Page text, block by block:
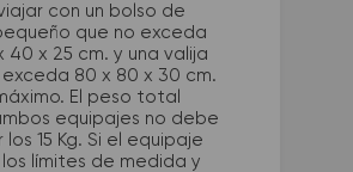
con un bolso de
que no exceda
40 x 25 cm. y una valija
exceda 80 x 80 x 30 cm.
El peso total
equipajes no debe
los 15 Kg. Si el equipaje
límites de medida y